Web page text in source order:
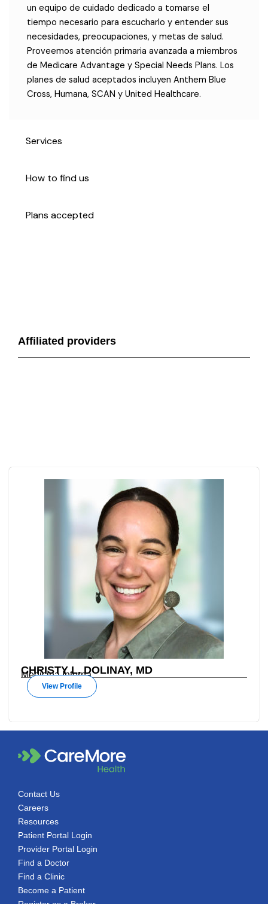
un equipo de cuidado dedicado a tomarse el
tiempo necesario para escucharlo y entender sus
necesidades, preocupaciones, y metas de salud.
Proveemos atención primaria avanzada a miembros
de Medicare Advantage y Special Needs Plans. Los
planes de salud aceptados incluyen Anthem Blue
Cross, Humana, SCAN y United Healthcare.
Affiliated providers
CHRISTY L. DOLINAY, MD
Medicina Interna
View Profile
Contact Us
Careers
Resources
Patient Portal Login
Provider Portal Login
Find a Doctor
Find a Clinic
Become a Patient